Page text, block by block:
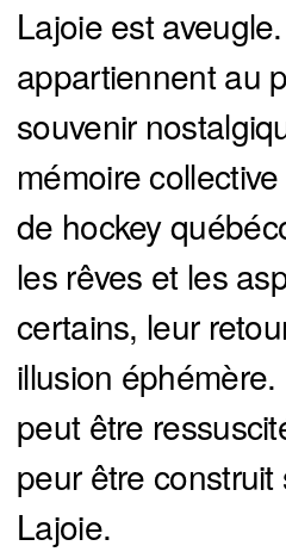
Lajoie est
appartiennent au
souvenir
mémoire
de hockey
les rêves et les
certains, leur
illusion
peut être
peur être
Lajoie.